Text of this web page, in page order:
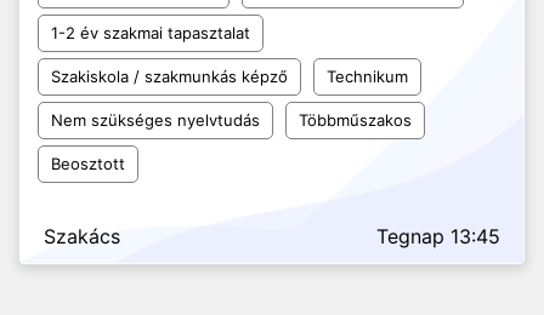
1-2 év szakmai tapasztalat
Szakiskola / szakmunkás képző Technikum
Nem szükséges nyelvtudás Többműszakos
Beosztott
Szakács Tegnap 13:45